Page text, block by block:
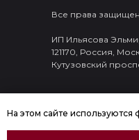
Все права
ИП Ильясова
121170, Россия,
Кутузовский
На этом сайте используются